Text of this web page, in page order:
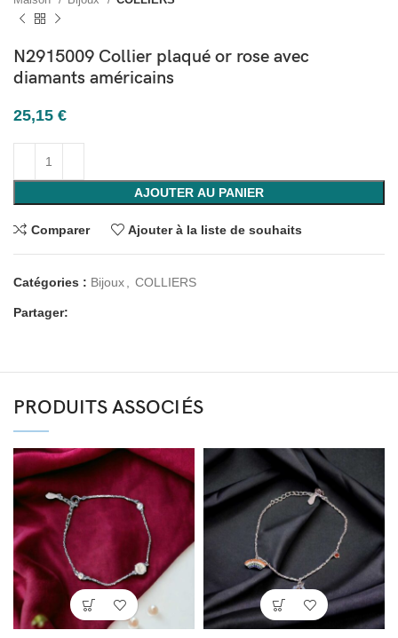
N2915009 Collier plaqué or rose avec
diamants américains
25,15 €
AJOUTER AU PANIER
Comparer Ajouter à la liste de souhaits
Catégories : Bijoux, COLLIERS
Partager:
PRODUITS ASSOCIÉS